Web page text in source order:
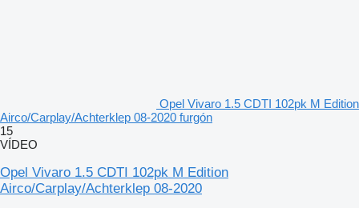
Opel Vivaro 1.5 CDTI 102pk M Edition
Airco/Carplay/Achterklep 08-2020 furgón
15
VÍDEO
Opel Vivaro 1.5 CDTI 102pk M Edition
Airco/Carplay/Achterklep 08-2020